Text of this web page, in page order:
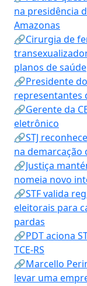
na presidência
Amazonas
🔗Cirurgia de
planos de saúde
🔗Presidente
representantes
🔗Gerente da
eletrônico
🔗STJ
na
🔗Justiça
nomeia novo
🔗STF valida
eleitorais para
pardas
🔗PDT aciona
TCE-RS
🔗Marcello
levar uma